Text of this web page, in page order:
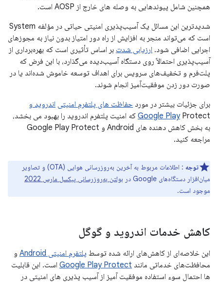
همچنین شامل پیوندهایی به وصله های خارج از AOSP است.
شدیدترین این مسائل یک آسیب‌پذیری امنیتی حیاتی در مؤلفه System
است که می‌تواند منجر به افزایش از راه دور امتیاز بدون نیاز به مجوزهای
اجرایی اضافی شود. ارزیابی شدت بر اساس تأثیری است که بهره‌برداری از
آسیب‌پذیری احتمالاً روی دستگاه آسیب‌دیده می‌گذارد، با این فرض که
پلت‌فرم و تخفیف‌های سرویس برای اهداف توسعه خاموش شده‌اند یا در
صورت دور زدن موفقیت‌آمیز انجام شوند.
برای جزئیات بیشتر در مورد حفاظت های پلتفرم امنیتی اندروید و
Google Play Protect که امنیت پلتفرم اندروید را بهبود می بخشد،
به بخش کاهش دهنده های Android و Google Play Protect
مراجعه کنید.
توجه
: اطلاعات مربوط به آخرین به‌روزرسانی هوایی (OTA) و تصاویر
میان‌افزار دستگاه‌های Google در
بولتن به‌روزرسانی پیکسل مارس 2022
موجود است.
کاهش خدمات اندروید و گوگل
این خلاصه‌ای از کاهش‌های ارائه شده توسط پلتفرم امنیتی Android
و
محافظت‌های خدماتی مانند Google Play Protect است. این قابلیت
ها احتمال سوء استفاده موفقیت آمیز از آسیب پذیری های امنیتی در